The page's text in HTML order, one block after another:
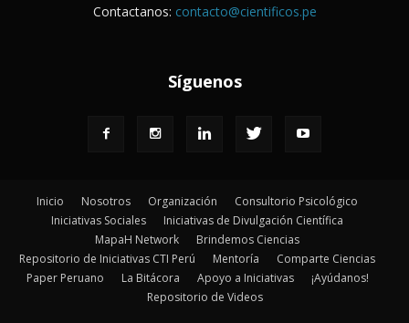
Contactanos: contacto@cientificos.pe
Síguenos
Inicio Nosotros Organización
Consultorio Psicológico
Iniciativas Sociales
Iniciativas de Divulgación Científica
MapaH Network
Brindemos Ciencias
Repositorio de Iniciativas CTI Perú
Mentoría
Comparte Ciencias
Paper Peruano
La Bitácora Apoyo a Iniciativas
¡Ayúdanos!
Repositorio de Videos